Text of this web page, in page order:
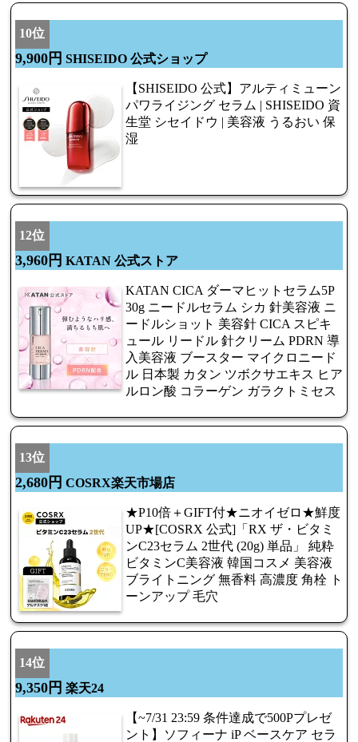
10位
9,900円 SHISEIDO 公式ショップ
【SHISEIDO 公式】アルティミューン
パワライジング セラム | SHISEIDO 資
生堂 シセイドウ | 美容液 うるおい 保
湿
12位
3,960円 KATAN 公式ストア
KATAN CICA ダーマヒットセラム5P
30g ニードルセラム シカ 針美容液 ニ
ードルショット 美容針 CICA スピキ
ュール リードル 針クリーム PDRN 導
入美容液 ブースター マイクロニード
ル 日本製 カタン ツボクサエキス ヒア
ルロン酸 コラーゲン ガラクトミセス
13位
2,680円 COSRX楽天市場店
★P10倍＋GIFT付★ニオイゼロ★鮮度
UP★[COSRX 公式]「RX ザ・ビタミ
ンC23セラム 2世代 (20g) 単品」 純粋
ビタミンC美容液 韓国コスメ 美容液
ブライトニング 無香料 高濃度 角栓 ト
ーンアップ 毛穴
14位
9,350円 楽天24
【~7/31 23:59 条件達成で500Pプレゼ
ント】ソフィーナ iP ベースケア セラ